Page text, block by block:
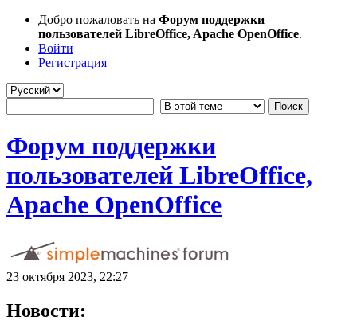
Добро пожаловать на Форум поддержки
пользователей LibreOffice, Apache OpenOffice.
Войти
Регистрация
Форум поддержки
пользователей LibreOffice,
Apache OpenOffice
23 октября 2023, 22:27
Новости: